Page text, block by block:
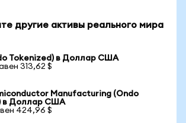
другие активы реального мира
Tokenized) в Доллар США
313,62 $
Manufacturing (Ondo
в Доллар США
424,96 $